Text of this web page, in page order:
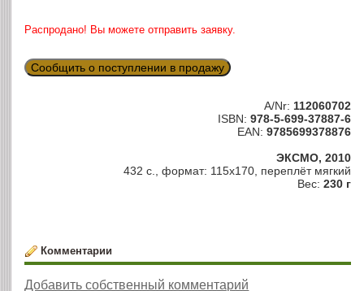
Распродано! Вы можете отправить заявку.
Сообщить о поступлении в продажу
A/Nr: 112060702
ISBN: 978-5-699-37887-6
EAN: 9785699378876
ЭКСМО, 2010
432 с., формат: 115х170, переплёт мягкий
Вес: 230 г
Комментарии
Добавить собственный комментарий